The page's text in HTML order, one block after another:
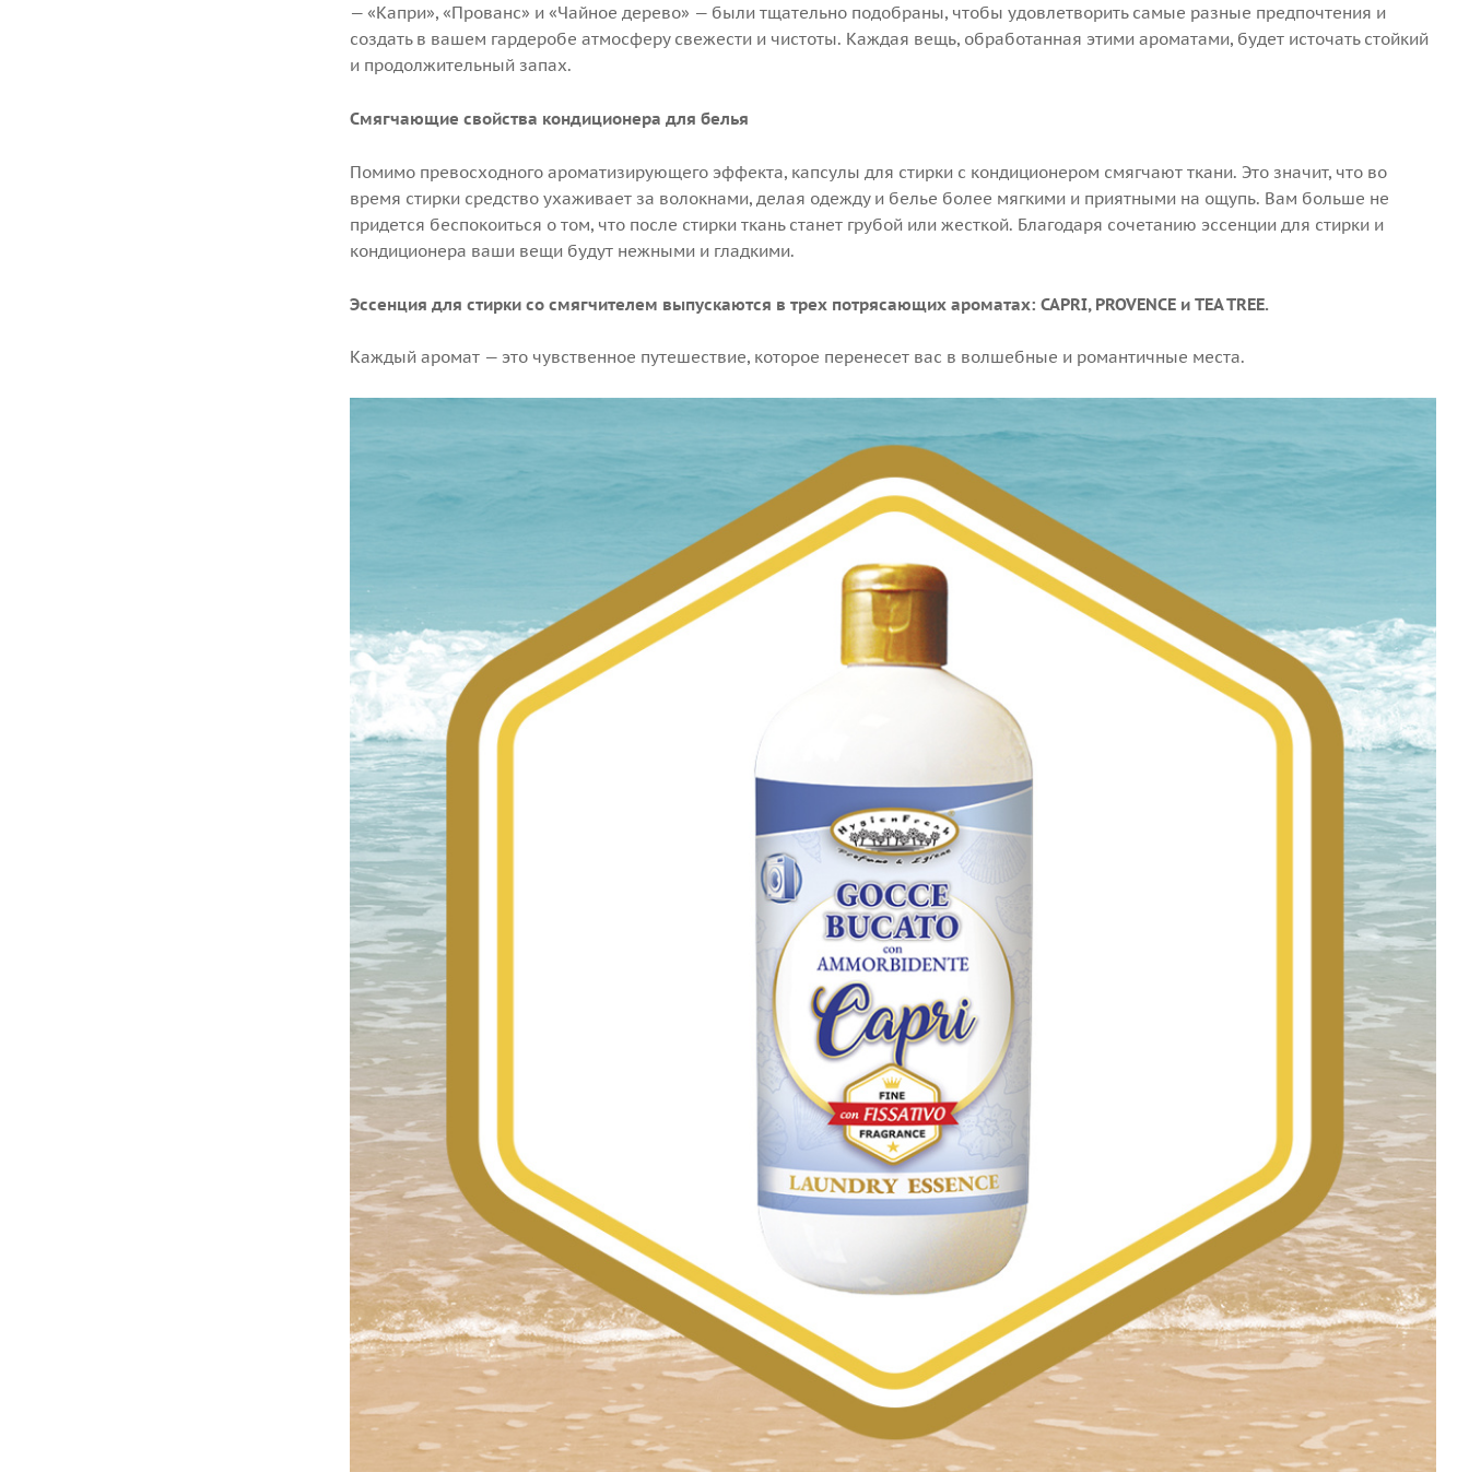
— «Капри», «Прованс» и «Чайное дерево» — были тщательно подобраны, чтобы удовлетворить самые разные предпочтения и
создать в вашем гардеробе атмосферу свежести и чистоты. Каждая вещь, обработанная этими ароматами, будет источать стойкий
и продолжительный запах.
Смягчающие свойства кондиционера для белья
Помимо превосходного ароматизирующего эффекта, капсулы для стирки с кондиционером смягчают ткани. Это значит, что во
время стирки средство ухаживает за волокнами, делая одежду и белье более мягкими и приятными на ощупь. Вам больше не
придется беспокоиться о том, что после стирки ткань станет грубой или жесткой. Благодаря сочетанию эссенции для стирки и
кондиционера ваши вещи будут нежными и гладкими.
Эссенция для стирки со смягчителем выпускаются в трех потрясающих ароматах: CAPRI, PROVENCE и TEA TREE.
Каждый аромат — это чувственное путешествие, которое перенесет вас в волшебные и романтичные места.